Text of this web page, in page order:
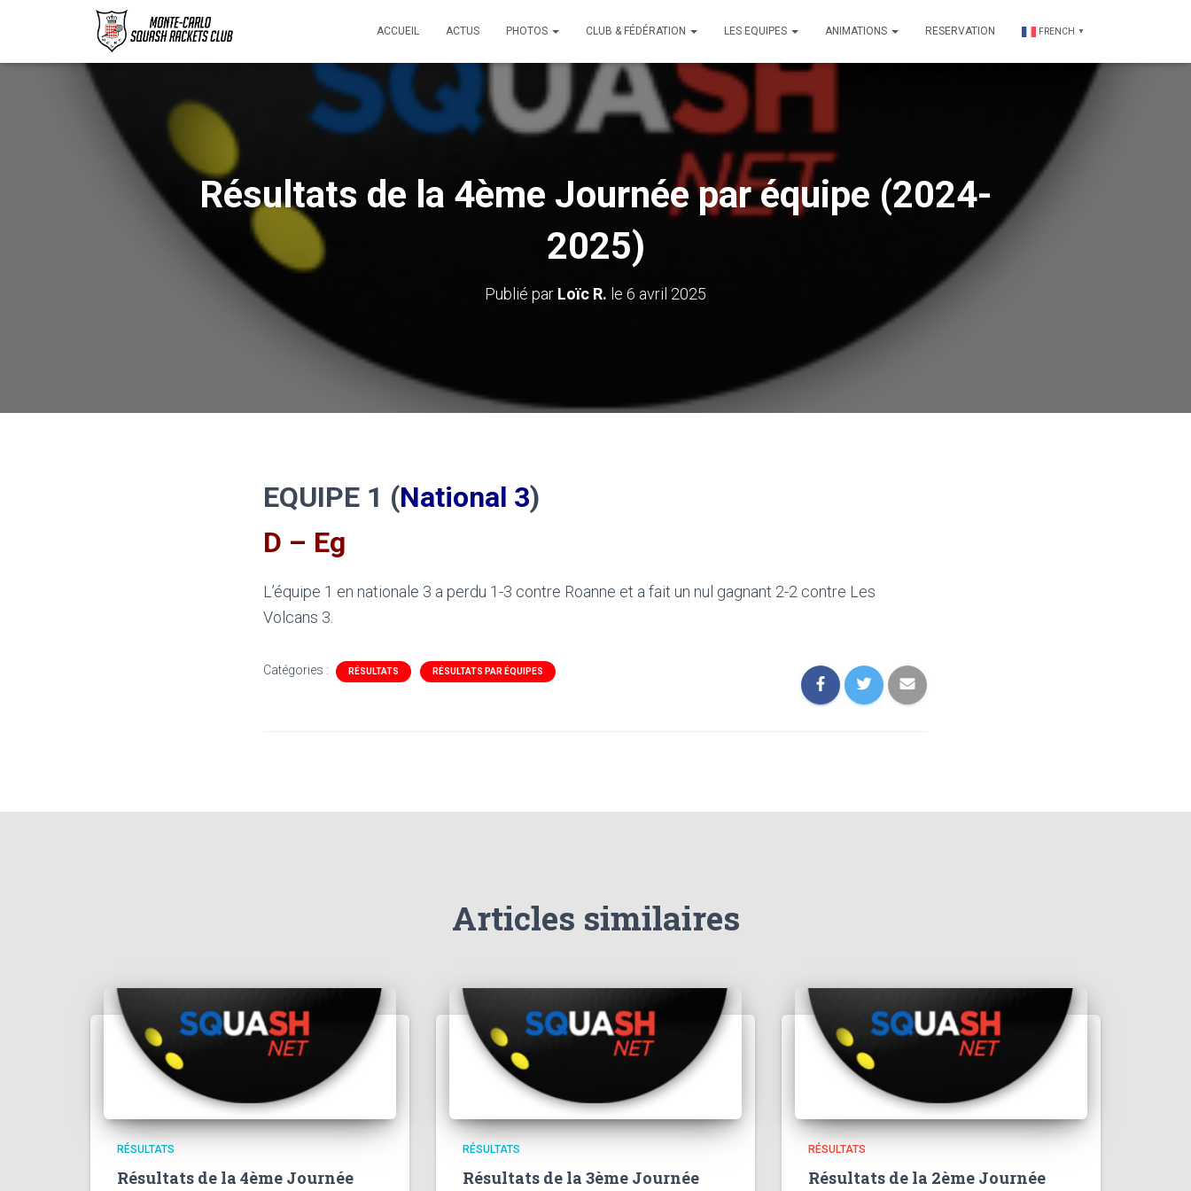
ACCUEIL ACTUS PHOTOS CLUB & FÉDÉRATION LES EQUIPES ANIMATIONS RESERVATION FRENCH ▼
Résultats de la 4ème Journée par équipe (2024-
2025)
Publié par Loïc R. le 6 avril 2025
EQUIPE 1 (National 3)
D – Eg
L’équipe 1 en nationale 3 a perdu 1-3 contre Roanne et a fait un nul gagnant 2-2 contre Les
Volcans 3.
Catégories : RÉSULTATS RÉSULTATS PAR ÉQUIPES
Articles similaires
RÉSULTATS
Résultats de la 4ème Journée
RÉSULTATS
Résultats de la 3ème Journée
RÉSULTATS
Résultats de la 2ème Journée